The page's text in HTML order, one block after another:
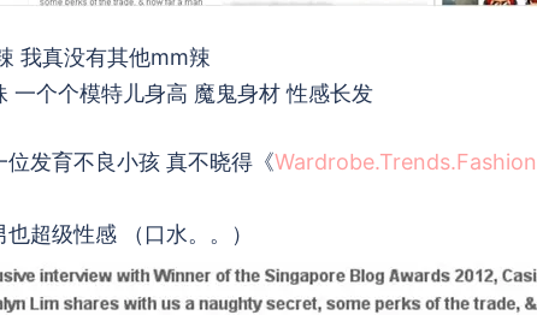
我真没有其他mm辣
一个个模特儿身高 魔鬼身材 性感长发
位发育不良小孩 真不晓得《Wardrobe.Trends.Fashion
超级性感 （口水。。）